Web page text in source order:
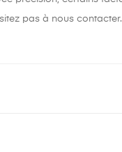
pas à nous contacter.